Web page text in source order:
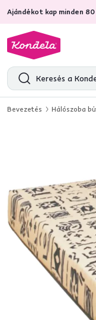
Ajándékot kap minden
4,7
Bevezetés Hálószoba